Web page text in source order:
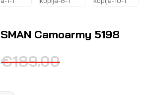
Camoarmy 5198
€189.00